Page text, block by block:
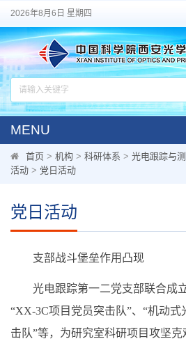
2026年8月6日 星期四
MENU
首页 > 机构 > 科研体系 > 光电跟踪与
活动 > 党日活动
党日活动
支部战斗堡垒作用凸现
光电跟踪第一二党支部联合成立
“XX-3C项目党员突击队”、“机动
击队”等，为研究室科研项目攻坚克